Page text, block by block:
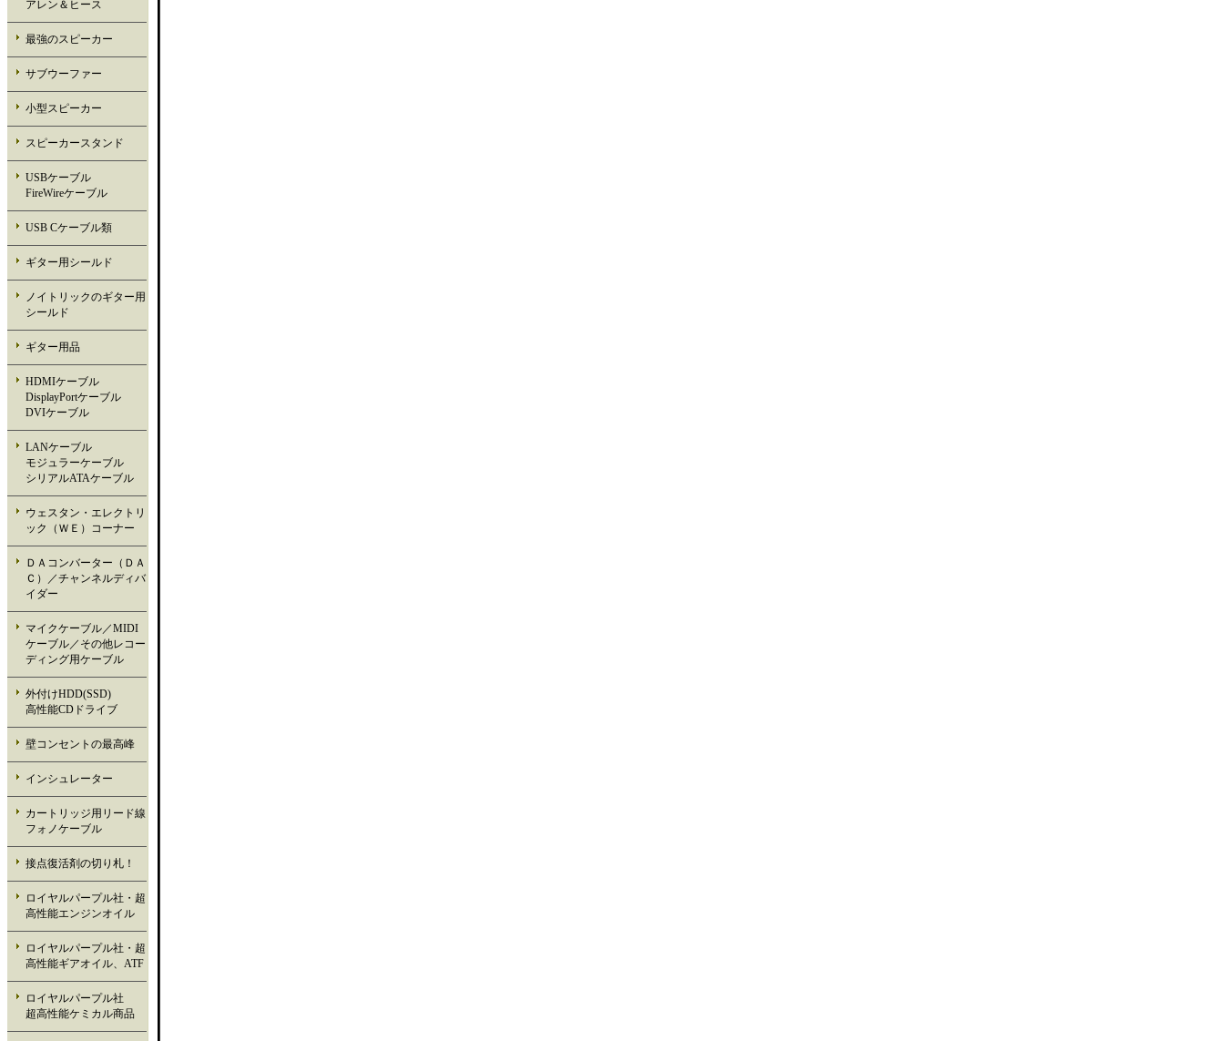
アレン＆ヒース
最強のスピーカー
サブウーファー
小型スピーカー
スピーカースタンド
USBケーブル
FireWireケーブル
USB Cケーブル類
ギター用シールド
ノイトリックのギター用
シールド
ギター用品
HDMIケーブル
DisplayPortケーブル
DVIケーブル
LANケーブル
モジュラーケーブル
シリアルATAケーブル
ウェスタン・エレクトリ
ック（ＷＥ）コーナー
ＤＡコンバーター（ＤＡ
Ｃ）／チャンネルディバ
イダー
マイクケーブル／MIDI
ケーブル／その他レコー
ディング用ケーブル
外付けHDD(SSD)
高性能CDドライブ
壁コンセントの最高峰
インシュレーター
カートリッジ用リード線
フォノケーブル
接点復活剤の切り札！
ロイヤルパープル社・超
高性能エンジンオイル
ロイヤルパープル社・超
高性能ギアオイル、ATF
ロイヤルパープル社
超高性能ケミカル商品